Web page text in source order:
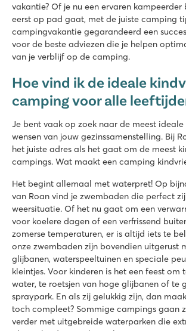
vakantie? Of je nu een ervaren
eerst op pad gaat, met de juiste camping
campingvakantie gegarandeerd een
voor de beste adviezen die je helpen
van je verblijf op de camping.
Hoe vind ik de ideale
camping voor alle
Je bent vaak op zoek naar de meest
wensen van jouw gezinssamenstelling. Bij
het juiste adres als het gaat om de meest
campings. Wat maakt een camping
Het begint allemaal met waterpret! Op
van Roan vind je zwembaden die perfect
weersituatie. Of het nu gaat om een
voor koelere dagen of een verfrissend
zomerse temperaturen, er is altijd iets te
onze zwembaden zijn bovendien uitgerust
glijbanen, waterspeeltuinen en speciale
kleintjes. Voor kinderen is het een feest om
water, te roetsjen van hoge glijbanen of te
spraypark. En als zij gelukkig zijn, dan
toch compleet? Sommige campings gaan
verder met uitgebreide waterparken die